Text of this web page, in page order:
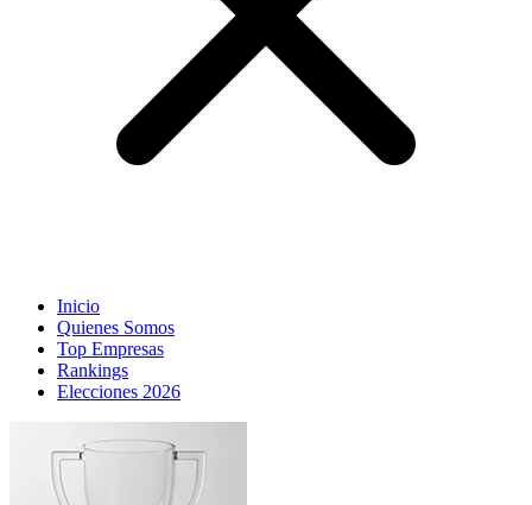
Inicio
Quienes Somos
Top Empresas
Rankings
Elecciones 2026